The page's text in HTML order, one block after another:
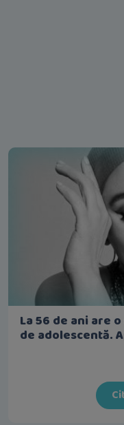
La 56 de ani are
de adolescentă.